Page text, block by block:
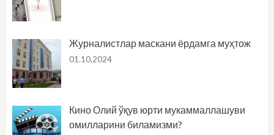
Журналистлар маскани ёрдамга муҳтож
01.10.2024
Кино Олий ўқув юрти мукаммаллашуви
омилларини биламизми?